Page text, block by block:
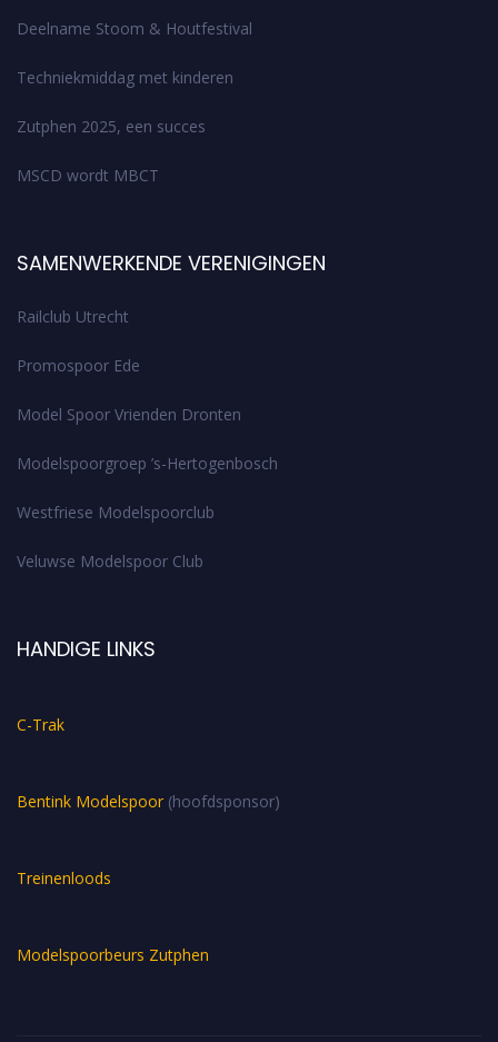
Deelname Stoom & Houtfestival
Techniekmiddag met kinderen
Zutphen 2025, een succes
MSCD wordt MBCT
SAMENWERKENDE VERENIGINGEN
Railclub Utrecht
Promospoor Ede
Model Spoor Vrienden Dronten
Modelspoorgroep ’s-Hertogenbosch
Westfriese Modelspoorclub
Veluwse Modelspoor Club
HANDIGE LINKS
C-Trak
Bentink Modelspoor (hoofdsponsor)
Treinenloods
Modelspoorbeurs Zutphen